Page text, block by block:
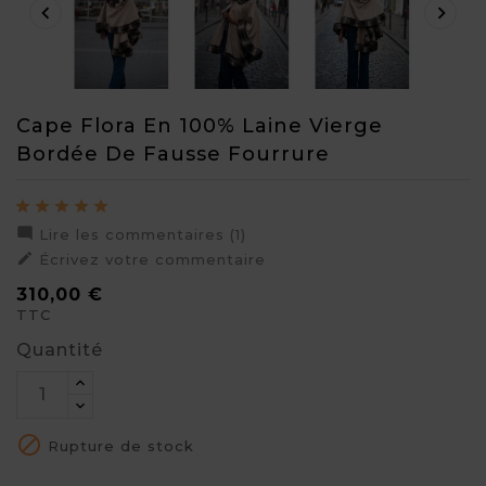
 
Cape Flora En 100% Laine Vierge
Bordée De Fausse Fourrure
Lire les commentaires (1)
 Écrivez votre commentaire
310,00 €
TTC
Quantité
 Rupture de stock